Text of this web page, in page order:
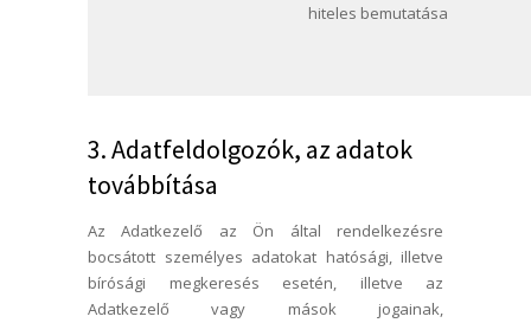
hiteles bemutatása
3. Adatfeldolgozók, az adatok
továbbítása
Az Adatkezelő az Ön által rendelkezésre
bocsátott személyes adatokat hatósági, illetve
bírósági megkeresés esetén, illetve az
Adatkezelő vagy mások jogainak,